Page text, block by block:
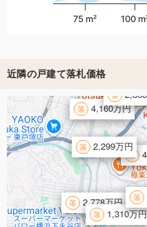
75 m² 100
近隣の戸建て落札価格
4,160万円
2,778万円
2,299万円
1,310万円